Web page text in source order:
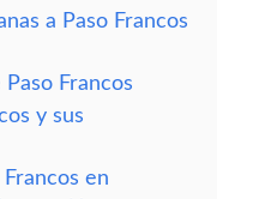
a Paso Francos
Francos
y sus
en